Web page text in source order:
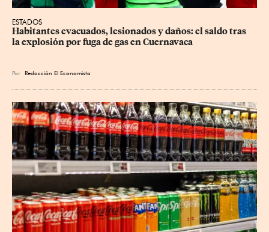
ESTADOS
Habitantes evacuados, lesionados y daños: el saldo tras
la explosión por fuga de gas en Cuernavaca
Por Redacción El Economista